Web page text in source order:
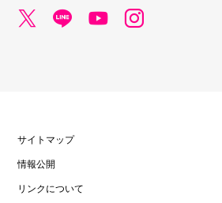
サイトマップ
情報公開
リンクについて